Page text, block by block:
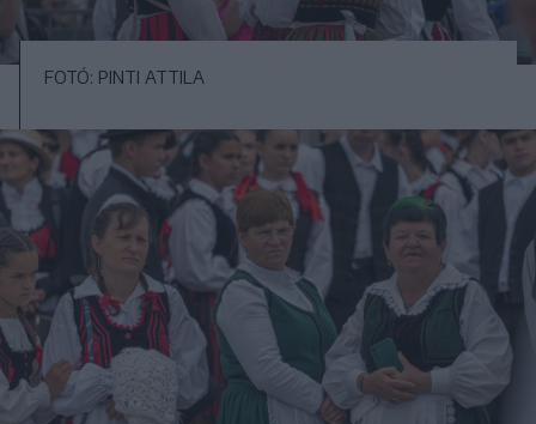
FOTÓ: PINTI ATTILA